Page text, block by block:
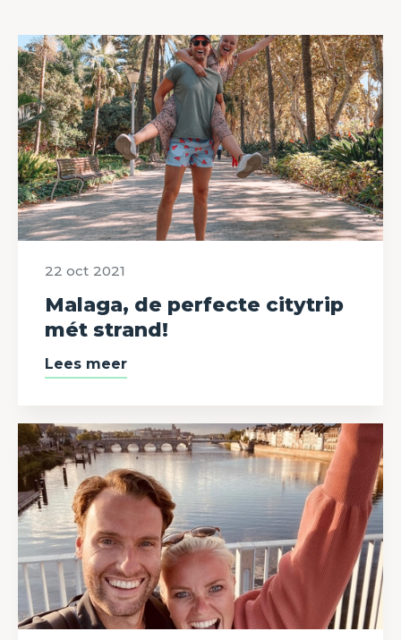
22 oct 2021
Malaga, de perfecte citytrip
mét strand!
Lees meer